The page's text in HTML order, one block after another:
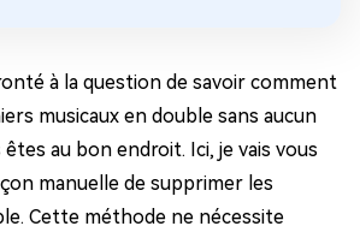
à la question de savoir comment
musicaux en double sans aucun
êtes au bon endroit. Ici, je vais vous
manuelle de supprimer les
Cette méthode ne nécessite